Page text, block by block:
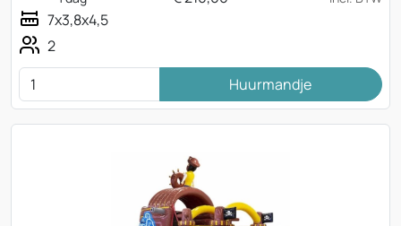
7x3,8x4,5
2
Huurmandje